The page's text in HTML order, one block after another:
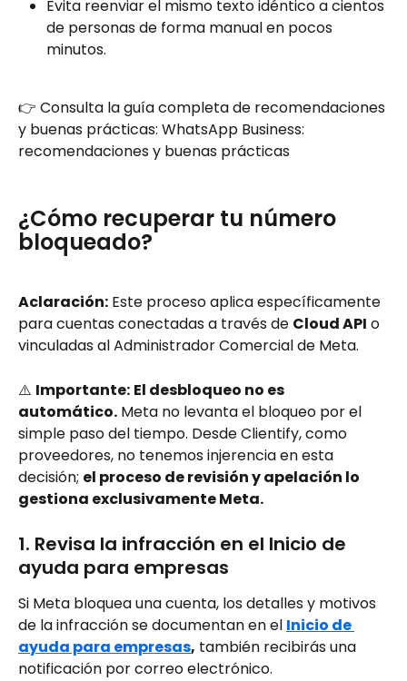
Evita reenviar el mismo texto idéntico a cientos
de personas de forma manual en pocos
minutos.
👉 Consulta la guía completa de recomendaciones
y buenas prácticas: WhatsApp Business:
recomendaciones y buenas prácticas
¿Cómo recuperar tu número
bloqueado?
Aclaración: Este proceso aplica específicamente
para cuentas conectadas a través de Cloud API o
vinculadas al Administrador Comercial de Meta.
⚠️ Importante: El desbloqueo no es
automático. Meta no levanta el bloqueo por el
simple paso del tiempo. Desde Clientify, como
proveedores, no tenemos injerencia en esta
decisión; el proceso de revisión y apelación lo
gestiona exclusivamente Meta.
1. Revisa la infracción en el Inicio de
ayuda para empresas
Si Meta bloquea una cuenta, los detalles y motivos
de la infracción se documentan en el Inicio de
ayuda para empresas, también recibirás una
notificación por correo electrónico.